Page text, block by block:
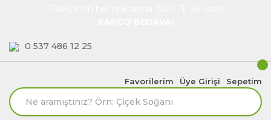
0 537 486 12 25
Favorilerim Üye Girişi Sepetim